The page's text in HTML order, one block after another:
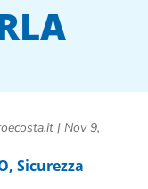
| Nov 9,
, Sicurezza